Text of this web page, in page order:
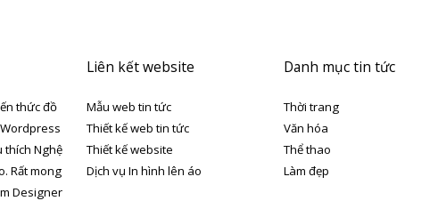
thức đồ
thích Nghệ
Rất mong
Designer
Liên kết website
Mẫu web tin tức
Thiết kế web tin tức
Thiết kế website
Dịch vụ In hình lên áo
Danh mục tin tức
Thời trang
Văn hóa
Thể thao
Làm đẹp